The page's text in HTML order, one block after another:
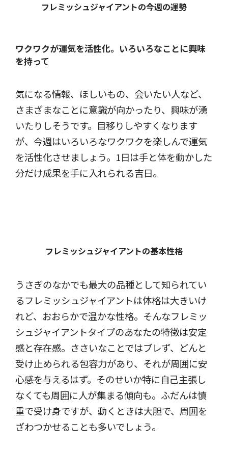
フレミッシュジャイアントの今週の運勢
ワクワクが運気を活性化。 いろいろなことに興味
を持って
気になる情報、ほしいもの、会いたい人など、
さまざまなことに意識が向かったり、興味が湧
いたりしそうです。目移りしやすくなります
が、今週はいろいろなワクワクを楽しんで運気
を活性化させましょう。1日は手と体を動かした
分だけ成果を手に入れられる吉日。
フレミッシュジャイアントの基本性格
うさぎのなかでも最大の品種として知られてい
るフレミッシュジャイアントは体格は大きいけ
れど、おおらかで温かな性格。そんなフレミッ
シュジャイアントタイプのあなたの特徴は安定
感と存在感。ささいなことではブレず、どんと
受け止められる包容力があり、それが周囲に安
心感を与えるはず。そのせいか特に自己主張し
なくても周囲に人が集まる傾向も。ふだんは慎
重で受け身ですが、動くときは大胆で、周囲を
ざわつかせることも多いでしょう。